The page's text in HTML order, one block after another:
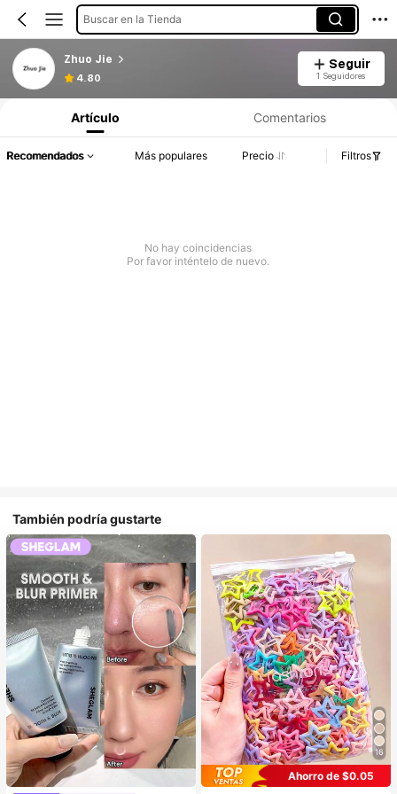
Buscar en la Tienda
Zhuo Jie
4.80
Seguir
1 Seguidores
Artículo Comentarios
Recomendados Más populares Precio Filtros
No hay coincidencias
Por favor inténtelo de nuevo.
También podría gustarte
16
Ahorro de $0.05